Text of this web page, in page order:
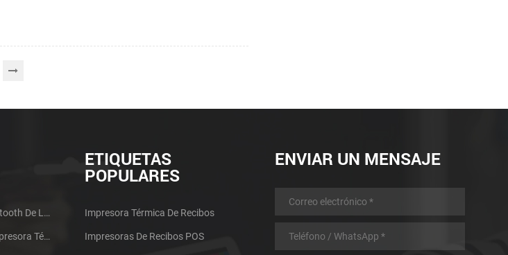
58 Móvil Portátil De Bluetooth De La Impresora Térmica De PTP-II
58 Micro Panel De La Impresora Térmica De Recibos CSN-A1
ETIQUETAS
POPULARES
Impresora Térmica De Recibos
Impresoras De Recibos POS
ENVIAR UN MENSAJE